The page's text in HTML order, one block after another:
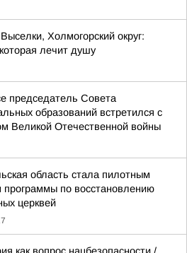
Холмогорский округ:
лечит душу
председатель Совета
образований встретился с
Великой Отечественной войны
область стала пилотным
программы по восстановлению
церквей